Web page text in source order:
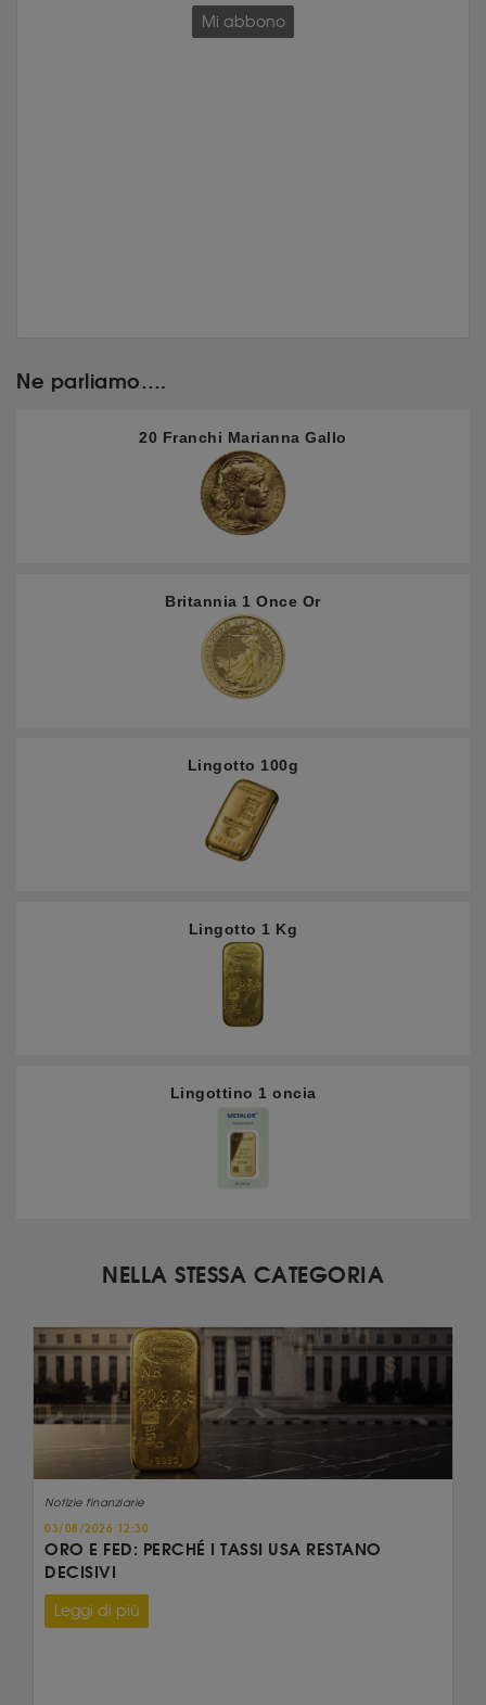
Mi abbono
Ne parliamo….
20 Franchi Marianna Gallo
Britannia 1 Once Or
Lingotto 100g
Lingotto 1 Kg
Lingottino 1 oncia
NELLA STESSA CATEGORIA
Notizie finanziarie
03/08/2026 12:30
ORO E FED: PERCHÉ I TASSI USA RESTANO
DECISIVI
Leggi di più